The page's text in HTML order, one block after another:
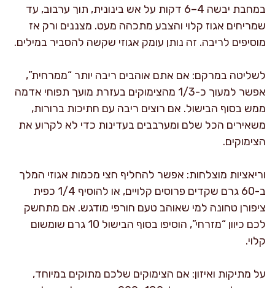
במחבת יבשה 4–6 דקות על אש בינונית, תוך ערבוב, עד
שמריחים אגוז קלוי והצבע מתכהה מעט. מצננים ורק אז
מוסיפים לריבה. זה נותן עומק אגוזי שקשה להסביר במילים.
לשליטה במרקם: אם אתם אוהבים ריבה יותר “ממרחית”,
אפשר למעוך כ-1/3 מהצימוקים בעזרת מועך תפוחי אדמה
ממש בסוף הבישול. אם רוצים ריבה עם חתיכות ברורות,
משאירים הכל שלם ומערבבים בעדינות כדי לא לקרוע את
הצימוקים.
וריאציות מוצלחות: אפשר להחליף חצי מכמות אגוזי המלך
ב-60 גרם שקדים פרוסים קלויים, או להוסיף 1/4 כפית
ציפורן טחונה למי שאוהב טעם חורפי מודגש. אם מתחשק
לכם כיוון “מזרחי”, הוסיפו בסוף הבישול 10 גרם שומשום
קלוי.
על מתיקות ואיזון: אם הצימוקים שלכם מתוקים במיוחד,